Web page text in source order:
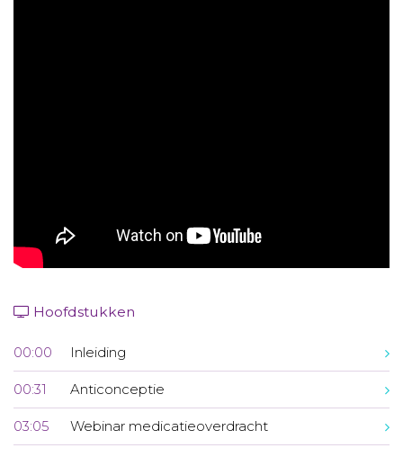
Hoofdstukken
00:00 Inleiding
00:31 Anticonceptie
03:05 Webinar medicatieoverdracht